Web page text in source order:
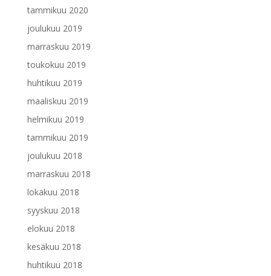
tammikuu 2020
joulukuu 2019
marraskuu 2019
toukokuu 2019
huhtikuu 2019
maaliskuu 2019
helmikuu 2019
tammikuu 2019
joulukuu 2018
marraskuu 2018
lokakuu 2018
syyskuu 2018
elokuu 2018
kesäkuu 2018
huhtikuu 2018